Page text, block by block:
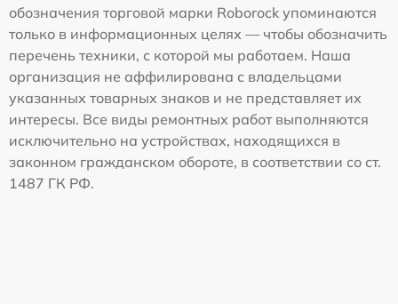
обозначения торговой марки Roborock упоминаются
только в информационных целях — чтобы обозначить
перечень техники, с которой мы работаем. Наша
организация не аффилирована с владельцами
указанных товарных знаков и не представляет их
интересы. Все виды ремонтных работ выполняются
исключительно на устройствах, находящихся в
законном гражданском обороте, в соответствии со ст.
1487 ГК РФ.